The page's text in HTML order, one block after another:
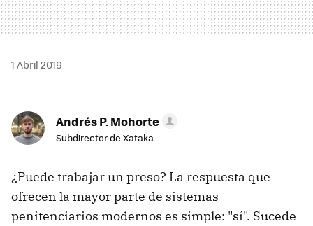
1 Abril 2019
Andrés P. Mohorte
Subdirector de Xataka
¿Puede trabajar un preso? La respuesta que
ofrecen la mayor parte de sistemas
penitenciarios modernos es simple: "sí". Sucede